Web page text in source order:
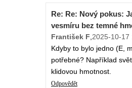
Re: Re: Nový pokus:
vesmíru bez temné
František F 2025-10-17
Kdyby to bylo jedno (E,
potřebné? Například
klidovou hmotnost.
Odpovědět